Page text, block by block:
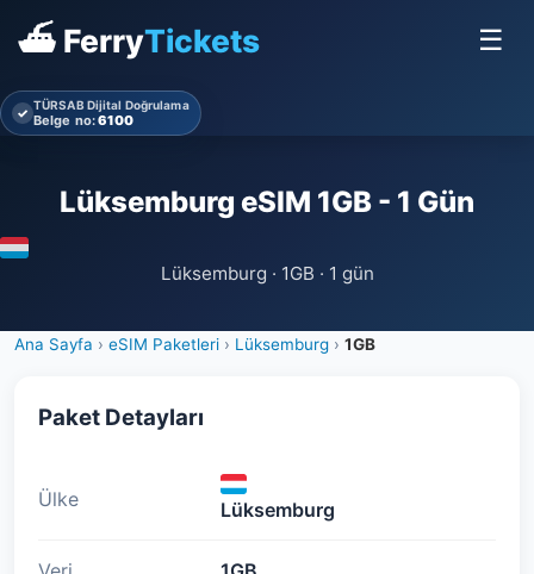
⛴ FerryTickets ☰
✓ TÜRSAB Dijital Doğrulama
Belge no:6100
Lüksemburg eSIM 1GB - 1 Gün
Lüksemburg · 1GB · 1 gün
Ana Sayfa › eSIM Paketleri › Lüksemburg › 1GB
Paket Detayları
Ülke Lüksemburg